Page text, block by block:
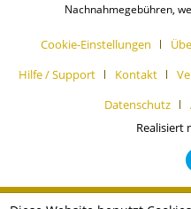
Nachnahmegebühren,
Cookie-Einstellungen
Hilfe / Support
Kontakt
Datenschutz
Realisiert